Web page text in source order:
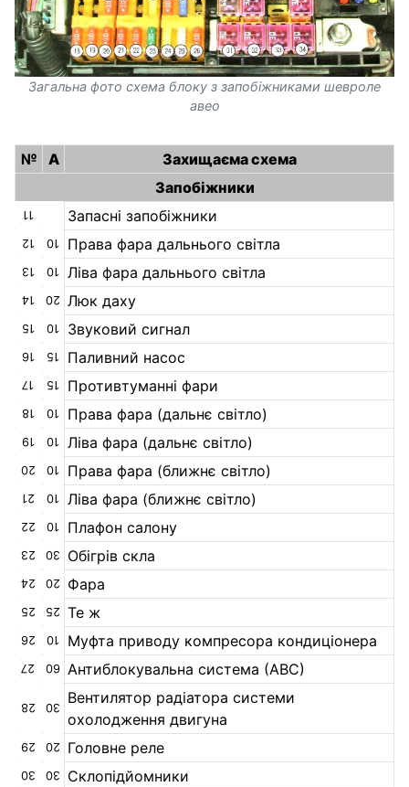
Загальна фото схема блоку з запобіжниками шевроле
авео
№ A
Захищаєма схема
Запобіжники
11 Запасні запобіжники
12 10 Права фара дальнього світла
13 10 Ліва фара дальнього світла
14 20 Люк даху
15 10 Звуковий сигнал
16 15 Паливний насос
17 15 Противтуманні фари
18 10 Права фара (дальнє світло)
19 10 Ліва фара (дальнє світло)
20 10 Права фара (ближнє світло)
21 10 Ліва фара (ближнє світло)
22 10 Плафон салону
23 30 Обігрів скла
24 20 Фара
25 25 Те ж
26 10 Муфта приводу компресора кондиціонера
27 60 Антиблокувальна система (АВС)
28 30
Вентилятор радіатора системи
охолодження двигуна
29 20 Головне реле
30 30 Склопідйомники